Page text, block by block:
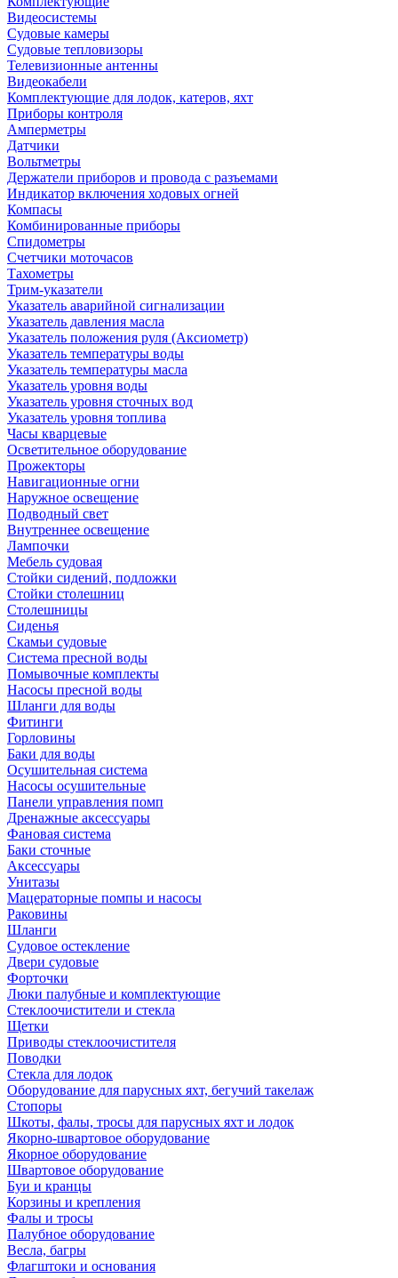
Видеосистемы
Судовые камеры
Cудовые тепловизоры
Телевизионные антенны
Видеокабели
Комплектующие для лодок, катеров, яхт
Приборы контроля
Амперметры
Датчики
Вольтметры
Держатели приборов и провода с разъемами
Индикатор включения ходовых огней
Компасы
Комбинированные приборы
Спидометры
Счетчики моточасов
Тахометры
Трим-указатели
Указатель аварийной сигнализации
Указатель давления масла
Указатель положения руля (Аксиометр)
Указатель температуры воды
Указатель температуры масла
Указатель уровня воды
Указатель уровня сточных вод
Указатель уровня топлива
Часы кварцевые
Осветительное оборудование
Прожекторы
Навигационные огни
Наружное освещение
Подводный свет
Внутреннее освещение
Лампочки
Мебель судовая
Стойки сидений, подложки
Стойки столешниц
Столешницы
Сиденья
Скамьи судовые
Система пресной воды
Помывочные комплекты
Насосы пресной воды
Шланги для воды
Фитинги
Горловины
Баки для воды
Осушительная система
Насосы осушительные
Панели управления помп
Дренажные аксессуары
Фановая система
Баки сточные
Аксессуары
Унитазы
Мацераторные помпы и насосы
Раковины
Шланги
Судовое остекление
Двери судовые
Форточки
Люки палубные и комплектующие
Стеклоочистители и стекла
Щетки
Приводы стеклоочистителя
Поводки
Стекла для лодок
Оборудование для парусных яхт, бегучий такелаж
Стопоры
Шкоты, фалы, тросы для парусных яхт и лодок
Якорно-швартовое оборудование
Якорное оборудование
Швартовое оборудование
Буи и кранцы
Корзины и крепления
Фалы и тросы
Палубное оборудование
Весла, багры
Флагштоки и основания